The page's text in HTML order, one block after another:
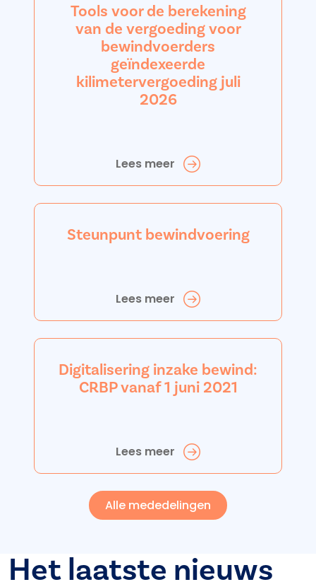
Tools voor de berekening
van de vergoeding voor
bewindvoerders
geïndexeerde
kilimetervergoeding juli
2026
Lees meer
Steunpunt bewindvoering
Lees meer
Digitalisering inzake bewind:
CRBP vanaf 1 juni 2021
Lees meer
Alle mededelingen
Het laatste nieuws